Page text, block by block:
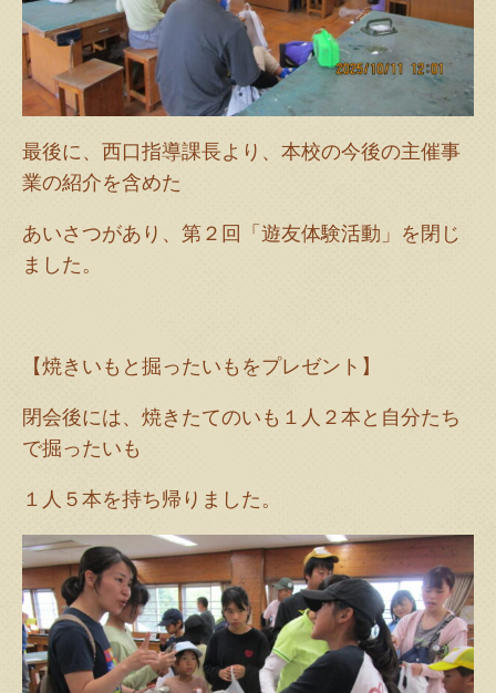
最後に、西口指導課長より、本校の今後の主催事
業の紹介を含めた
あいさつがあり、第２回「遊友体験活動」を閉じ
ました。
【焼きいもと掘ったいもをプレゼント】
閉会後には、焼きたてのいも１人２本と自分たち
で掘ったいも
１人５本を持ち帰りました。